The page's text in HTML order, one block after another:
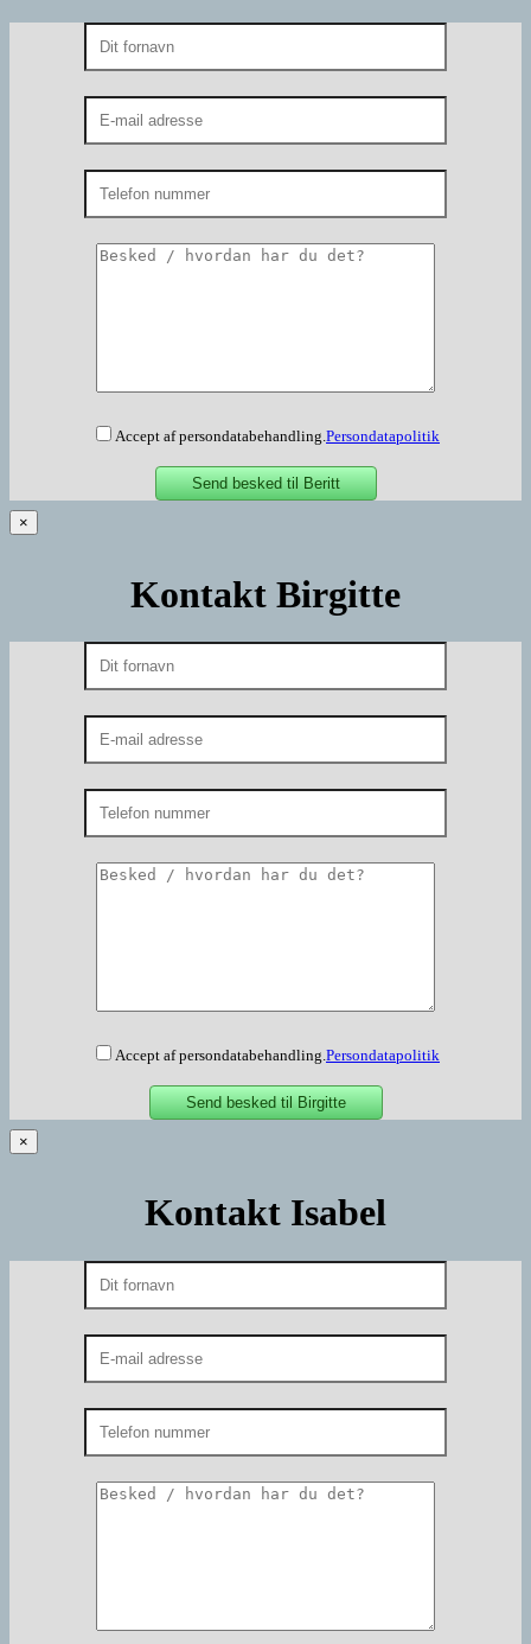
Accept af persondatabehandling.Persondatapolitik
×
Kontakt Birgitte
Accept af persondatabehandling. Persondatapolitik
×
Kontakt Isabel